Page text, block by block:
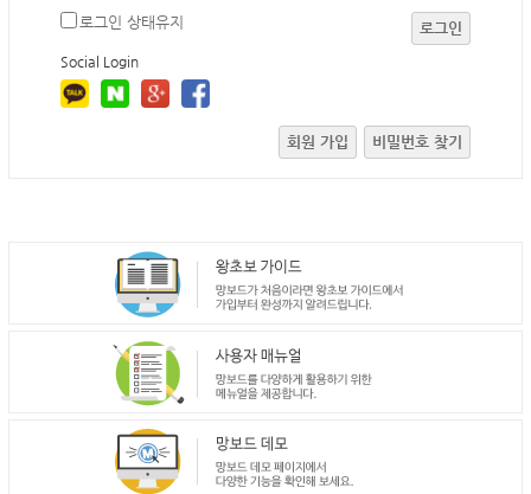
로그인 상태유지 로그인
Social Login
회원 가입 비밀번호 찾기